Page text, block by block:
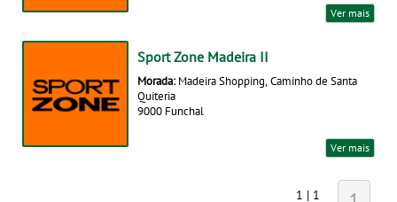
Ver mais
Sport Zone Madeira II
Morada: Madeira Shopping, Caminho de Santa
Quiteria
9000 Funchal
Ver mais
1 | 1